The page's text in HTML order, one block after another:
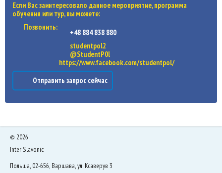
Если Вас заинтересовало данное мероприятие, программа
обучения или тур, вы можете:
Позвонить:
+48 884 838 880
studentpol2
@StudentP0l
https://www.facebook.com/studentpol/
Отправить запрос сейчас
© 2026
Inter Slavonic
Польша, 02-656, Варшава, ул. Ксаверув 3